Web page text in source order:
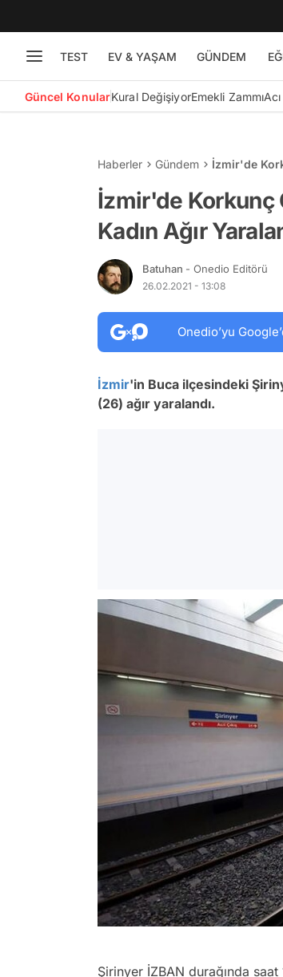
TEST EV & YAŞAM GÜNDEM
Güncel KonularKural DeğişiyorEmekli Zammı
Haberler Gündem İzmir'de
İzmir'de Korkunç
Kadın Ağır
Batuhan - Onedio Editörü
26.02.2021 - 13:08
Onedio’yu
İzmir'in Buca ilçesindeki
(26) ağır yaralandı.
Şirinyer İZBAN durağında